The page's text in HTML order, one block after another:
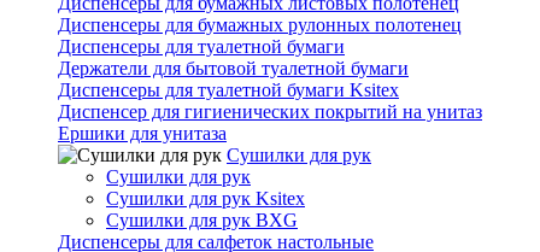
Диспенсеры для бумажных рулонных полотенец
Диспенсеры для туалетной бумаги
Держатели для бытовой туалетной бумаги
Диспенсеры для туалетной бумаги Ksitex
Диспенсер для гигиенических покрытий на унитаз
Ершики для унитаза
Сушилки для рук
Сушилки для рук
Сушилки для рук Ksitex
Сушилки для рук BXG
Диспенсеры для салфеток настольные